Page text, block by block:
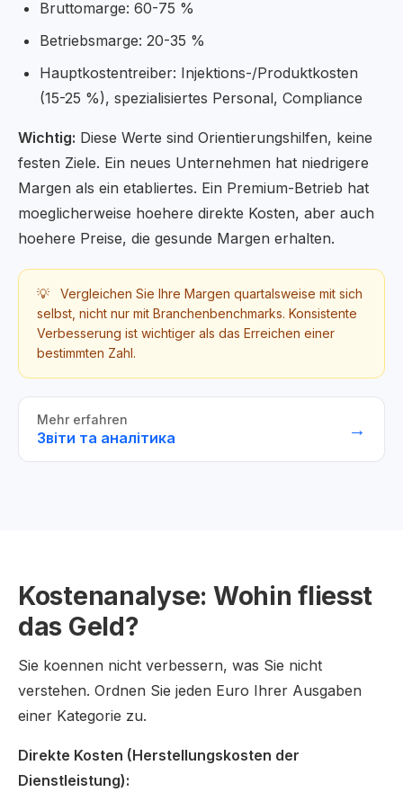
Bruttomarge: 60-75 %
Betriebsmarge: 20-35 %
Hauptkostentreiber: Injektions-/Produktkosten
(15-25 %), spezialisiertes Personal, Compliance
Wichtig: Diese Werte sind Orientierungshilfen, keine
festen Ziele. Ein neues Unternehmen hat niedrigere
Margen als ein etabliertes. Ein Premium-Betrieb hat
moeglicherweise hoehere direkte Kosten, aber auch
hoehere Preise, die gesunde Margen erhalten.
💡
Vergleichen Sie Ihre Margen quartalsweise mit sich
selbst, nicht nur mit Branchenbenchmarks. Konsistente
Verbesserung ist wichtiger als das Erreichen einer
bestimmten Zahl.
Mehr erfahren
Звіти та аналітика →
Kostenanalyse: Wohin fliesst
das Geld?
Sie koennen nicht verbessern, was Sie nicht
verstehen. Ordnen Sie jeden Euro Ihrer Ausgaben
einer Kategorie zu.
Direkte Kosten (Herstellungskosten der
Dienstleistung):